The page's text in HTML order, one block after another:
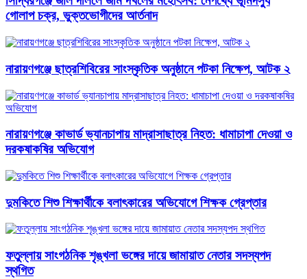
গোলাপ চক্র, ভুক্তভোগীদের আর্তনাদ
নারায়ণগঞ্জে ছাত্রশিবিরের সাংস্কৃতিক অনুষ্ঠানে পটকা নিক্ষেপ, আটক ২
নারায়ণগঞ্জে কাভার্ড ভ্যানচাপায় মাদ্রাসাছাত্র নিহত: ধামাচাপা দেওয়া ও
দরকষাকষির অভিযোগ
দুমকিতে শিশু শিক্ষার্থীকে বলাৎকারের অভিযোগে শিক্ষক গ্রেপ্তার
ফতুল্লায় সাংগঠনিক শৃঙ্খলা ভঙ্গের দায়ে জামায়াত নেতার সদস্যপদ
স্থগিত